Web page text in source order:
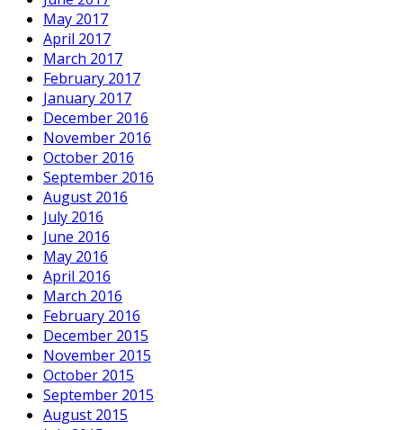
May 2017
April 2017
March 2017
February 2017
January 2017
December 2016
November 2016
October 2016
September 2016
August 2016
July 2016
June 2016
May 2016
April 2016
March 2016
February 2016
December 2015
November 2015
October 2015
September 2015
August 2015